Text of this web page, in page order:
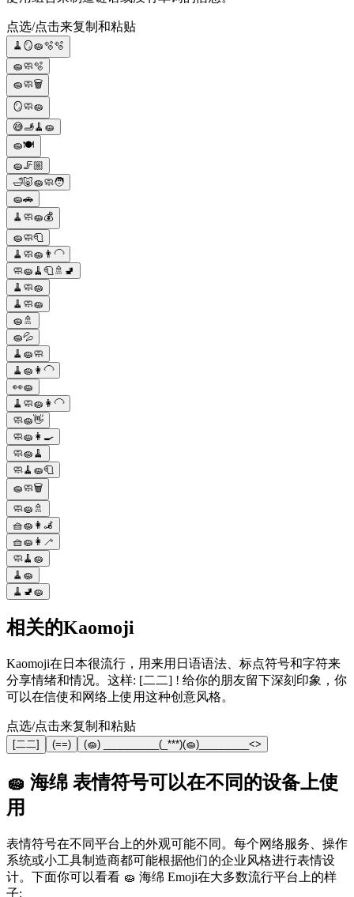
点选/点击来复制和粘贴
🧹🪞🧽🫧🫧
🧽🧼🫧
🧽🧼🗑️
🪞🧼🧽
😅🫸🧹🧽
🧽🍽️
🧽🦵🏼
🛁🐷🧽🧼🧑
🧽🚗
🧹🧼🧽💰
🧽🧼🧻
🧹🧼🧽👨‍🦲
🧼🧽🧹🧻🚿🚽
🧹🧼🧽
🧹🧼🧽
🧽🚿
🧽💦
🧹🧽🧼
🧹🧽👩‍🦲
👀🧽
🧹🧼🧽👩‍🦲
🧼🧽👋
🧼🧽👩‍🍳
🧼🧽🧹
🧼🧹🧽🧻
🧽🧼🗑️
🧼🧽🚿
🧺🧽👩‍🦼
🧺🧽👩‍🦯
🧼🧹🧽
🧹🧽
🧹🚽🧽
相关的Kaomoji
Kaomoji在日本很流行，用来用日语语法、标点符号和字符来
分享情绪和情况。这样: [二二] ! 给你的朋友留下深刻印象，你
可以在信使和网络上使用这种创意风格。
点选/点击来复制和粘贴
[二二] (==) (🧽) __________(_***)(🧽)_________<>
🧽 海绵 表情符号可以在不同的设备上使
用
表情符号在不同平台上的外观可能不同。每个网络服务、操作
系统或小工具制造商都可能根据他们的企业风格进行表情设
计。下面你可以看看 🧽 海绵 Emoji在大多数流行平台上的样
子: